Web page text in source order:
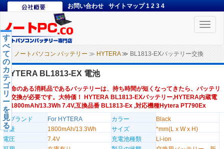
お問い合わせ サイトマップ 1 2 3 4
Toggle
ノートパソコン バッテリー ≫ HYTERA≫ BL1813-EXバッテリー交換
す
べ
て
の
カ
テ
ゴ
リ
ー
を
見
る
HYTERA BL1813-EX 電池
寿命のある消耗品であるバッテリーは、持ち時間が短くなってきたら、バッテリ
ー交換が必要です。大特価！ HYTERA BL1813-EXバッテリー,HYTERA内蔵電
池1800mAh/13.3Wh 7.4V,互換品番 BL1813-Ex ,対応機種Hytera PT790Ex
のブランド
For HYTERA カラー
Black
容量
1800mAh/13.3Wh サイズ
*mm(L x W x H)
電圧
7.4V 充電池種類
Li-ion